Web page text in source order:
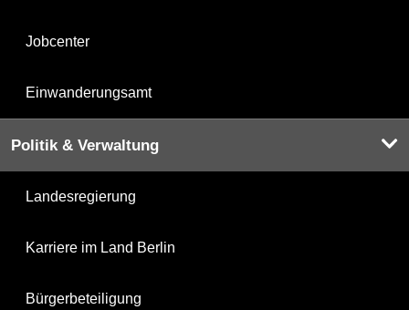
Jobcenter
Einwanderungsamt
Politik & Verwaltung
Landesregierung
Karriere im Land Berlin
Bürgerbeteiligung